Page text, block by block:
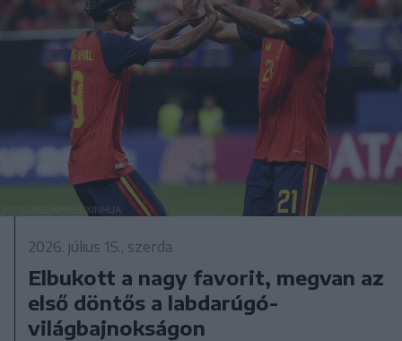
2026. július 15., szerda
Elbukott a nagy favorit, megvan az
első döntős a labdarúgó-
világbajnokságon